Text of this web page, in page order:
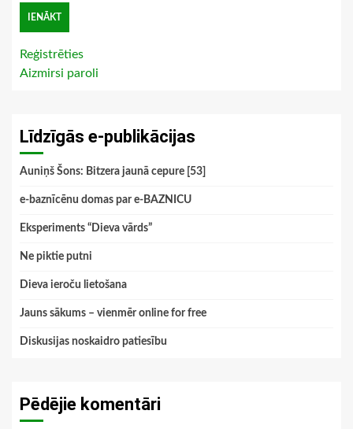
Reģistrēties
Aizmirsi paroli
Līdzīgās e-publikācijas
Auniņš Šons: Bitzera jaunā cepure [53]
e-baznīcēnu domas par e-BAZNICU
Eksperiments “Dieva vārds”
Ne piktie putni
Dieva ieroču lietošana
Jauns sākums – vienmēr online for free
Diskusijas noskaidro patiesību
Pēdējie komentāri